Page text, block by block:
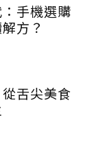
手機選購
方？
舌尖美食